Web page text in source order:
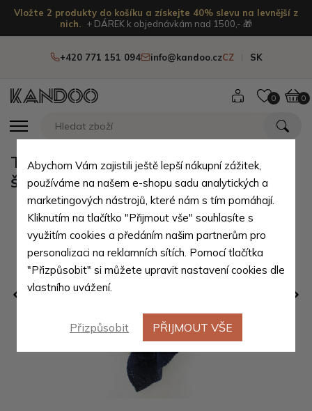
Vložte 2 produkty do košíku a získejte 40% slevu na levnější z
nich.
+ DÁREK k objednávkám nad 1500,- 🎁
+420 771 151 094 info@kandoo.czCZ SK
0 0
Tmavě modrý dámský pletený
šátek Galina
Abychom Vám zajistili ještě lepší nákupní zážitek,
používáme na našem e-shopu sadu analytických a
marketingových nástrojů, které nám s tím pomáhají.
Kliknutím na tlačítko "Přijmout vše" souhlasíte s
využitím cookies a předáním našim partnerům pro
personalizaci na reklamních sítích. Pomocí tlačítka
"Přizpůsobit" si můžete upravit nastavení cookies dle
vlastního uvážení.
Přizpůsobit PŘIJMOUT VŠE